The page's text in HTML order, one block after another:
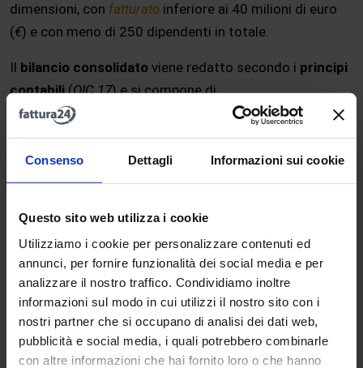
Consenso Dettagli Informazioni sui cookie
Questo sito web utilizza i cookie
Utilizziamo i cookie per personalizzare contenuti ed
annunci, per fornire funzionalità dei social media e per
analizzare il nostro traffico. Condividiamo inoltre
informazioni sul modo in cui utilizzi il nostro sito con i
nostri partner che si occupano di analisi dei dati web,
pubblicità e social media, i quali potrebbero combinarle
con altre informazioni che hai fornito loro o che hanno
dimensioni, con fatturato inferiore ai 40 milioni di euro
(€) e con meno di 250 dipendenti in totale.
Il bilancio consolidato viene redatto secondo i principi
contabili(OIC 17) e si compone di:
Stato Patrimoniale
: composto dai dati di tutte le
Conto economico: composto dai dati di tutte le aziende
facenti parte dellaholding;
Rendiconto finanziario;
un prospetto con le variazioni e i movimenti delle voci di
un prospetto di raccordo trapatrimonio netto
risultato di eserciziodellasocietà capogruppoe del
gruppo.